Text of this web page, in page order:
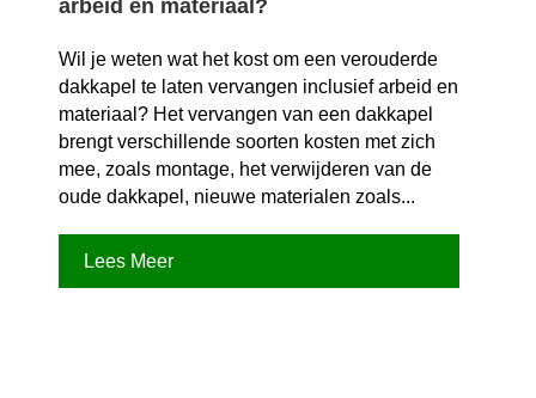
arbeid en materiaal?
Wil je weten wat het kost om een verouderde
dakkapel te laten vervangen inclusief arbeid en
materiaal? Het vervangen van een dakkapel
brengt verschillende soorten kosten met zich
mee, zoals montage, het verwijderen van de
oude dakkapel, nieuwe materialen zoals...
Lees Meer